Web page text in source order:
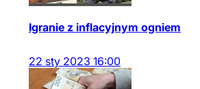
Igranie z inflacyjnym ogniem
22 sty 2023 16:00